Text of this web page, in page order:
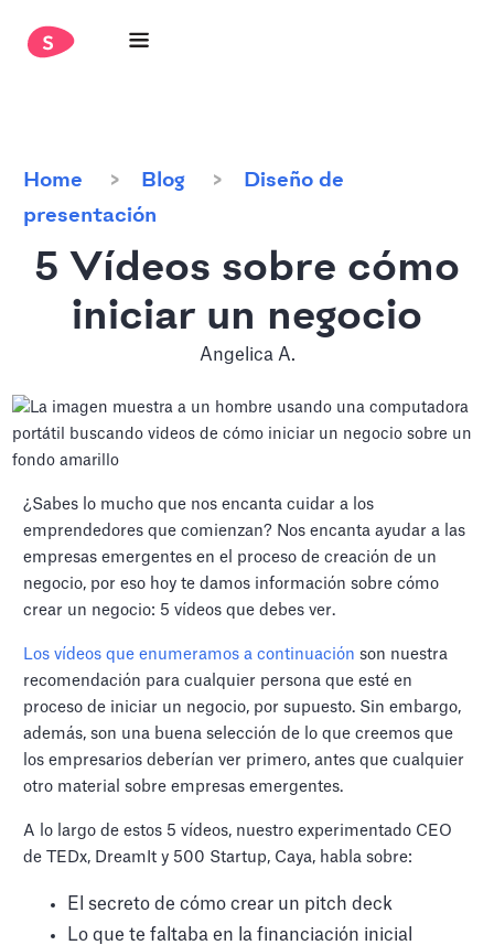
Home Blog
Diseño de
presentación
5 Vídeos sobre cómo
iniciar un negocio
Angelica A.
¿Sabes lo mucho que nos encanta cuidar a los
emprendedores que comienzan? Nos encanta ayudar a las
empresas emergentes en el proceso de creación de un
negocio, por eso hoy te damos información sobre cómo
crear un negocio: 5 vídeos que debes ver.
Los vídeos que enumeramos a continuación son nuestra
recomendación para cualquier persona que esté en
proceso de iniciar un negocio, por supuesto. Sin embargo,
además, son una buena selección de lo que creemos que
los empresarios deberían ver primero, antes que cualquier
otro material sobre empresas emergentes.
A lo largo de estos 5 vídeos, nuestro experimentado CEO
de TEDx, DreamIt y 500 Startup, Caya, habla sobre:
El secreto de cómo crear un pitch deck
Lo que te faltaba en la financiación inicial